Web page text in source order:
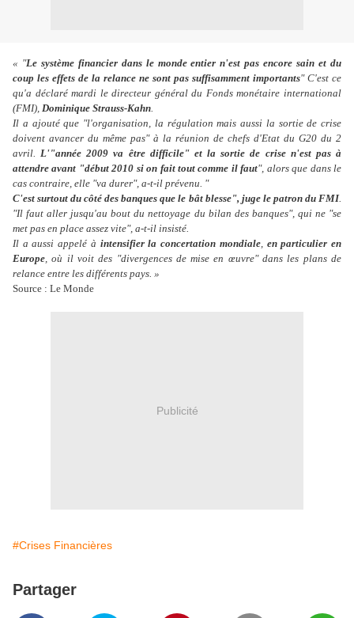
« "Le système financier dans le monde entier n'est pas encore sain et du
coup les effets de la relance ne sont pas suffisamment importants" C'est ce
qu'a déclaré mardi le directeur général du Fonds monétaire international
(FMI), Dominique Strauss-Kahn.
Il a ajouté que "l'organisation, la régulation mais aussi la sortie de crise
doivent avancer du même pas" à la réunion de chefs d'Etat du G20 du 2
avril.L'"année 2009 va être difficile" et la sortie de crise n'est pas à
attendre avant "début 2010 si on fait tout comme il faut", alors que dans le
cas contraire, elle "va durer", a-t-il prévenu. "
C'est surtout du côté des banques que le bât blesse", juge le patron du FMI.
"Il faut aller jusqu'au bout du nettoyage du bilan des banques", qui ne "se
met pas en place assez vite", a-t-il insisté.
Il a aussi appelé à intensifier la concertation mondiale, en particulier en
Europe, où il voit des "divergences de mise en œuvre" dans les plans de
relance entre les différents pays. »
Source : Le Monde
Publicité
#Crises Financières
Partager